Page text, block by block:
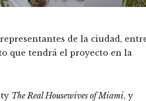
de la ciudad,
que tendrá el proyecto en la
The Real Housewives of Miami, y